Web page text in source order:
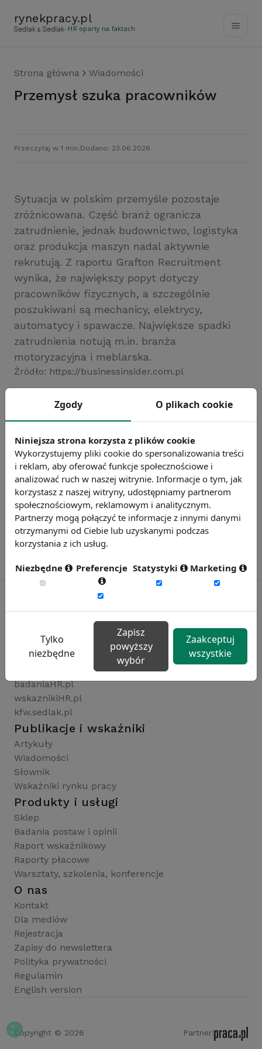
rynekpracy.pl
- HR oparty na faktach
Strona główna Wiadomości
Przemysł szuka pracowników
Przeczytaj w 1 min. Dodano: 23.06.2026
Sytuacja w polskim przemyśle pozostaje
zróżnicowana. Część branż ogranicza
zatrudnienie, jednak budownictwo, logistyka
oraz produkcja maszyn nadal aktywnie
rekrutują. Z raportu Grafton Recruitment
wynika, że największy popyt dotyczy
pracowników fizycznych, a szczególnie
poszukiwani są mechanicy, elektrycy,
automatycy i spawacze. Największe spadki
zatrudnienia notują m.in. branża
motoryzacyjna i meblarska.
Źródło: https://businessinsider.com.pl
Zobacz więcej wiadomości
Rynekpracy.pl
sedlak.pl
wynagrodzenia.pl
raportyplacowe.pl
badaniaHR.pl
wskaznikiHR.pl
kfw.sedlak.pl
Publikacje i wskaźniki
Artykuły
Wiadomości
Słownik
Wskaźniki rynku pracy
Produkty i usługi
Sklep
Badania postaw i opinii
Raport wskaźnikowy
Raporty płacowe
Warsztaty, szkolenia, konferencje
O nas
Kontakt
Dla mediów
Rejestracja
Zapisy do newslettera
Polityka prywatności
Regulamin
English version
Copyright © 2026 Partner:
Zgody O plikach cookie
Niniejsza strona korzysta z plików cookie
Wykorzystujemy pliki cookie do spersonalizowania treści
i reklam, aby oferować funkcje społecznościowe i
analizować ruch w naszej witrynie. Informacje o tym, jak
korzystasz z naszej witryny, udostępniamy partnerom
społecznościowym, reklamowym i analitycznym.
Partnerzy mogą połączyć te informacje z innymi danymi
otrzymanymi od Ciebie lub uzyskanymi podczas
korzystania z ich usług.
Niezbędne Preferencje Statystyki Marketing
Tylko
niezbędne
Zapisz
powyższy
wybór
Zaakceptuj
wszystkie